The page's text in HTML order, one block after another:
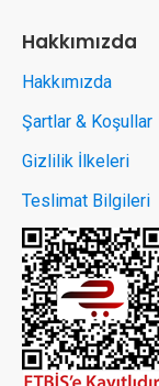
Hakkımızda
Hakkımızda
Şartlar & Koşullar
Gizlilik İlkeleri
Teslimat Bilgileri